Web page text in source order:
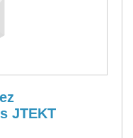
JTEKT